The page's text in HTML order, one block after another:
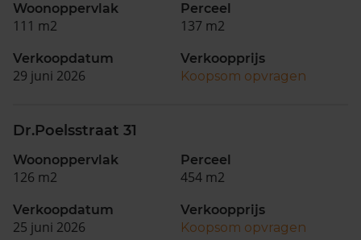
Woonoppervlak
111 m2
Perceel
137 m2
Verkoopdatum
29 juni 2026
Verkoopprijs
Koopsom opvragen
Dr.Poelsstraat 31
Woonoppervlak
126 m2
Perceel
454 m2
Verkoopdatum
25 juni 2026
Verkoopprijs
Koopsom opvragen